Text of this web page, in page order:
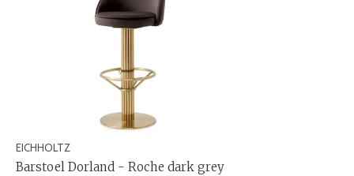
EICHHOLTZ
Barstoel Dorland - Roche dark grey